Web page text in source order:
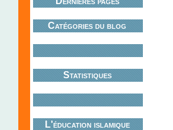
Catégories du blog
Statistiques
L'éducation islamique